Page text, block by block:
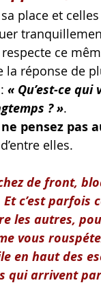
place et
ce
la réponse de
« Qu’est-ce
? ».
pensez pas
elles.
de front,
c’est
les autres,
vous
en haut des
qui arrivent